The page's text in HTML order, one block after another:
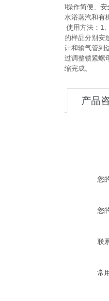
l操作简便、
水浴蒸汽和有
使用方法：1
的样品分别安
计和输气管到
过调整锁紧螺
缩完成。
产品
您
您
联
常